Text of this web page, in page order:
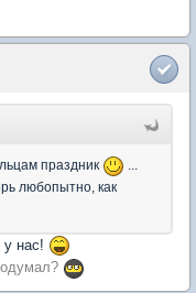
праздник
...
любопытно, как
у нас!